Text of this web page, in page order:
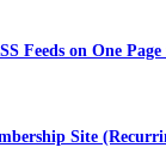
Feeds on One Page
Site